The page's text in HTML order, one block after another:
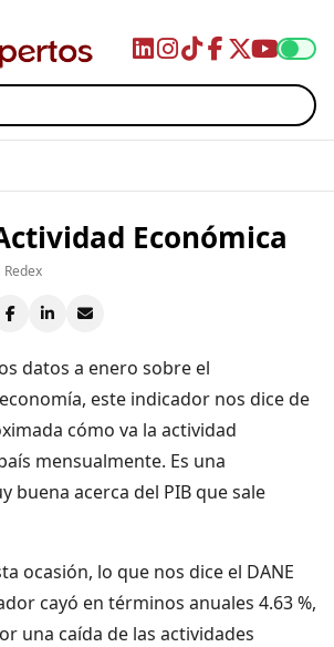
Económica
Redex
datos a enero sobre el
este indicador nos dice de
cómo va la actividad
mensualmente. Es una
buena acerca del PIB que sale
ocasión, lo que nos dice el DANE
cayó en términos anuales 4.63 %,
una caída de las actividades